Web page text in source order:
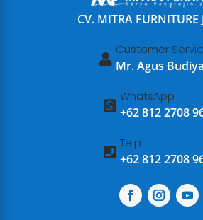
CV. MITRA FURNITURE

Customer
Mr. Agus

WhatsApp
+62 812 2708

Telp
+62 812 2708